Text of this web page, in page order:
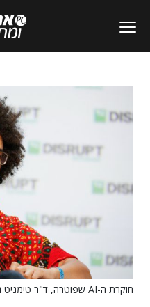
חוקרת ה-AI שפוטרה, ד"ר טימניט גברו. צילום: ויקיפדיה